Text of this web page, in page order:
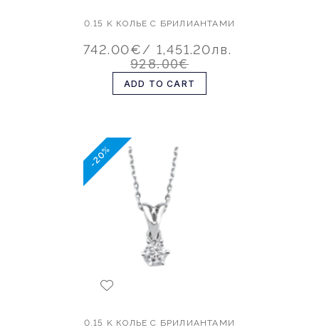
0.15 K КОЛЬЕ С БРИЛИАНТАМИ
742.00€/ 1,451.20лв.
928.00€
ADD TO CART
-20%
0.15 K КОЛЬЕ С БРИЛИАНТАМИ